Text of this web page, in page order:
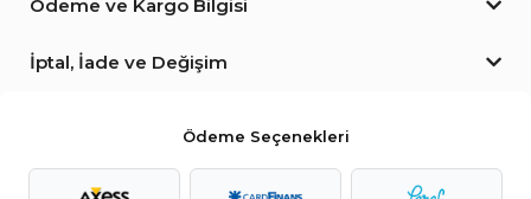
Ödeme ve Kargo Bilgisi
İptal, İade ve Değişim
Ödeme Seçenekleri